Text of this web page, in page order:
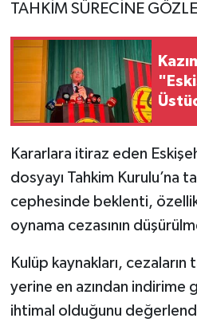
TAHKİM SÜRECİNE
Kararlara itiraz eden
dosyayı Tahkim Kurulu’na
cephesinde beklenti,
oynama cezasının
Kulüp kaynakları, cezaların
yerine en azından indirime
ihtimal olduğunu